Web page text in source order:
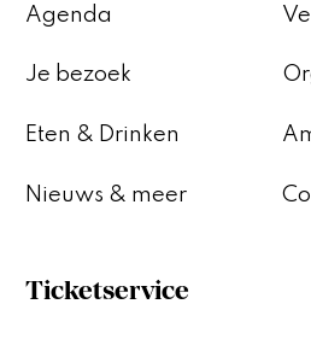
Agenda
Je bezoek
Eten & Drinken
Nieuws & meer
Ticketservice